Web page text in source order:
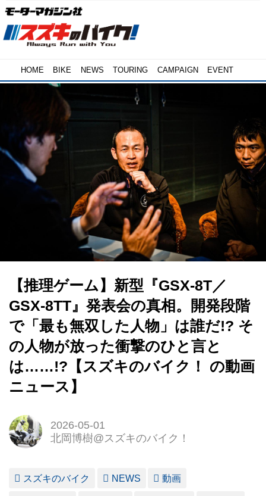
HOME BIKE NEWS TOURING CAMPAIGN EVENT
【推理ゲーム】新型『GSX-8T／
GSX-8TT』発表会の真相。開発段階
で「最も無双した人物」は誰だ!? そ
の人物が放った衝撃のひと言と
は……!?【スズキのバイク！ の動画
ニュース】
2026-05-01
北岡博樹@スズキのバイク！
スズキのバイク NEWS 動画